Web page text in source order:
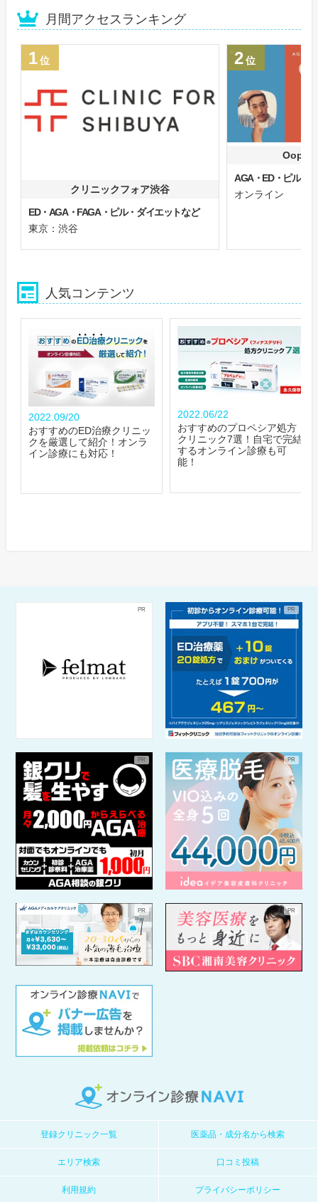
月間アクセスランキング
1位
クリニックフォア渋谷
ED・AGA・FAGA・ピル・ダイエットなど
東京：渋谷
2位
Oops
AGA・ED・ピル
オンライン
人気コンテンツ
2022.09/20
おすすめのED治療クリニッ
クを厳選して紹介！オンラ
イン診療にも対応！
2022.06/22
おすすめのプロペシア処方
クリニック7選！自宅で完結
するオンライン診療も可
能！
登録クリニック一覧 医薬品・成分名から検索
エリア検索 口コミ投稿
利用規約 プライバシーポリシー